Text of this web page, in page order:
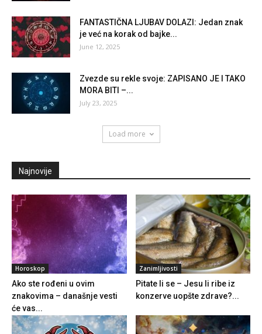
FANTASTIČNA LJUBAV DOLAZI: Jedan znak
je već na korak od bajke...
June 12, 2025
Zvezde su rekle svoje: ZAPISANO JE I TAKO
MORA BITI –...
July 23, 2025
Load more
Najnovije
Horoskop
Ako ste rođeni u ovim
znakovima – današnje vesti
će vas...
Zanimljivosti
Pitate li se – Jesu li ribe iz
konzerve uopšte zdrave?...